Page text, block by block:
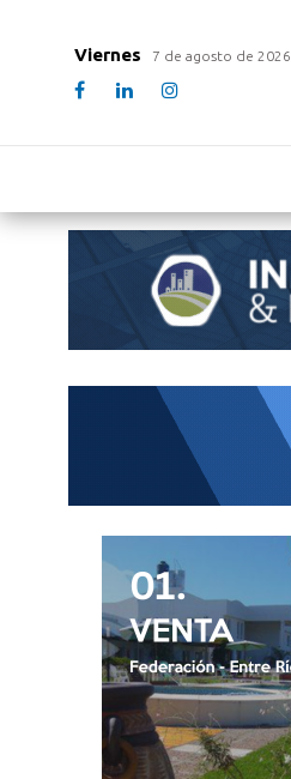
Viernes 7 de agosto de 2026